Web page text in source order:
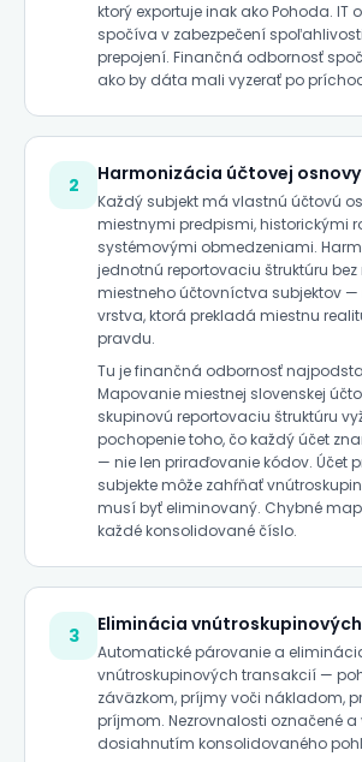
ktorý exportuje inak ako Pohoda. IT
spočíva v zabezpečení
prepojení. Finančná odbornosť
ako by dáta mali vyzerať po
2 Harmonizácia účtovej osnovy
Každý subjekt má vlastnú účtovú
miestnymi predpismi, historickými
systémovými obmedzeniami.
jednotnú reportovaciu štruktúru bez
miestneho účtovníctva subjektov
vrstva, ktorá prekladá miestnu
pravdu.
Tu je finančná odbornosť
Mapovanie miestnej slovenskej
skupinovú reportovaciu štruktúru
pochopenie toho, čo každý účet
— nie len priraďovanie kódov. Účet
subjekte môže zahŕňať
musí byť eliminovaný. Chybné
každé konsolidované číslo.
3 Eliminácia
Automatické párovanie a
vnútroskupinových transakcií —
záväzkom, príjmy voči nákladom,
príjmom. Nezrovnalosti označené a
dosiahnutím konsolidovaného